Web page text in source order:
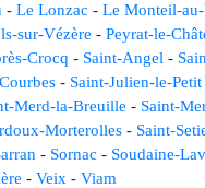
- Le Lonzac - Le Monteil-
sur-Vézère - Peyrat-le-
Crocq - Saint-Angel -
- Saint-Julien-le-Petit
Merd-la-Breuille - Saint-
Morterolles - Saint-
- Sornac - Soudaine-
- Veix - Viam